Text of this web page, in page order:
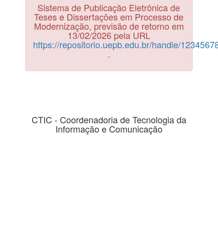
Sistema de Publicação Eletrônica de
Teses e Dissertações em Processo de
Modernização, previsão de retorno em
13/02/2026 pela URL
https://repositorio.uepb.edu.br/handle/
.
CTIC - Coordenadoria de Tecnologia da
Informação e Comunicação